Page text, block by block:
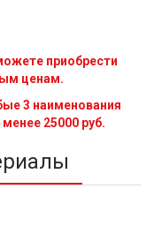
приобрести
ценам.
3 наименования
25000 руб.